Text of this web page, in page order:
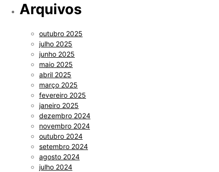
Arquivos
outubro 2025
julho 2025
junho 2025
maio 2025
abril 2025
março 2025
fevereiro 2025
janeiro 2025
dezembro 2024
novembro 2024
outubro 2024
setembro 2024
agosto 2024
julho 2024